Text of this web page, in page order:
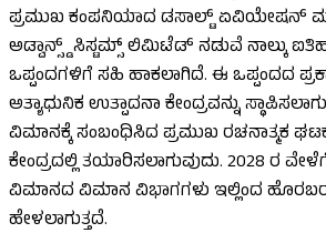
ಪ್ರಮುಖ ಕಂಪನಿಯಾದ ಡಸಾಲ್ಟ್ ಏವಿಯೇಷನ್
ಅಡ್ವಾನ್ಸ್ಡ್ ಸಿಸ್ಟಮ್ಸ್ ಲಿಮಿಟೆಡ್ ನಡುವೆ ನಾಲ್ಕು
ಒಪ್ಪಂದಗಳಿಗೆ ಸಹಿ ಹಾಕಲಾಗಿದೆ. ಈ ಒಪ್ಪಂದದ
ಅತ್ಯಾಧುನಿಕ ಉತ್ಪಾದನಾ ಕೇಂದ್ರವನ್ನು
ವಿಮಾನಕ್ಕೆ ಸಂಬಂಧಿಸಿದ ಪ್ರಮುಖ ರಚನಾತ್ಮಕ
ಕೇಂದ್ರದಲ್ಲಿ ತಯಾರಿಸಲಾಗುವುದು. 2028 ರ
ವಿಮಾನದ ವಿಮಾನ ವಿಭಾಗಗಳು ಇಲ್ಲಿಂದ
ಹೇಳಲಾಗುತ್ತದೆ.